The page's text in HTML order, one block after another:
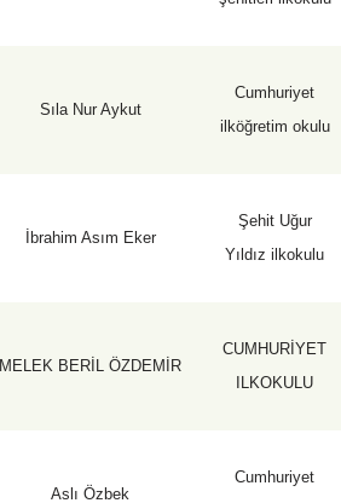
Sıla Nur Aykut
Cumhuriyet
ilköğretim okulu
İbrahim Asım Eker
Şehit Uğur
Yıldız ilkokulu
MELEK BERİL ÖZDEMİR
CUMHURİYET
ILKOKULU
Aslı Özbek
Cumhuriyet